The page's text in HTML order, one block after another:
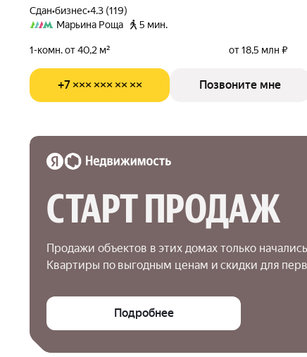
Сдан•бизнес•4.3 (119)
Марьина Роща
5 мин.
1-комн. от 40,2 м² от 18,5 млн ₽
+7 ××× ××× ×× ×× Позвоните мне
СТАРТ ПРОДАЖ
Продажи объектов в этих домах только
Квартиры по выгодным ценам и скидки для
Подробнее